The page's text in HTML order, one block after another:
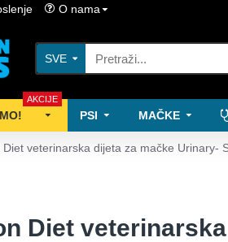
O nama
SVE
AKCIJE
PSI MAČKE
Diet veterinarska dijeta za mačke Urinary-
Diet